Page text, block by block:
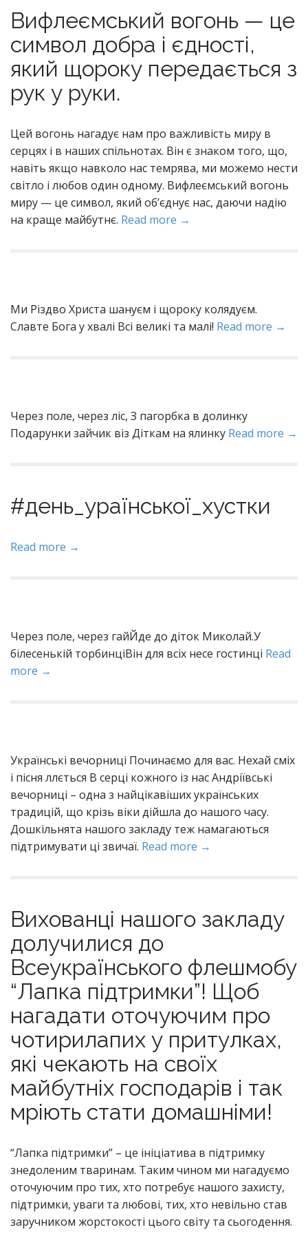
Вифлеємський вогонь — це
символ добра і єдності,
який щороку передається з
рук у руки.
Цей вогонь нагадує нам про важливість миру в
серцях і в наших спільнотах. Він є знаком того, що,
навіть якщо навколо нас темрява, ми можемо нести
світло і любов один одному. Вифлеємський вогонь
миру — це символ, який об’єднує нас, даючи надію
на краще майбутнє. Read more →
Ми Piздво Xpиста шaнуєм i щopoку кoлядуєм.
Cлавте Бoга у xвалі Вci вeликі тa малі! Read more →
Через поле, через ліс, З пагорбка в долинку
Подарунки зайчик віз Діткам на ялинку Read more →
#день_ураїнської_хустки
Read more →
Через поле, через гайЙде до діток Миколай.У
білесенькій торбинціВін для всіх несе гостинці Read
more →
Українські вечорниці Починаємо для вас. Нехай сміх
і пісня ллється В серці кожного із нас Андріївські
вечорниці – одна з найцікавіших українських
традицій, що крізь віки дійшла до нашого часу.
Дошкільнята нашого закладу теж намагаються
підтримувати ці звичаї. Read more →
Вихованці нашого закладу
долучилися до
Всеукраїнського флешмобу
“Лапка підтримки”! Щоб
нагадати оточуючим про
чотирилапих у притулках,
які чекають на своїх
майбутніх господарів і так
мріють стати домашніми!
“Лапка підтримки” – це ініціатива в підтримку
знедоленим тваринам. Таким чином ми нагадуємо
оточуючим про тих, хто потребує нашого захисту,
підтримки, уваги та любові, тих, хто невільно став
заручником жорстокості цього світу та сьогодення.